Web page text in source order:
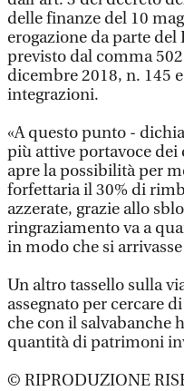
delle finanze del 10
erogazione da parte
previsto dal comma
dicembre 2018, n. 145
integrazioni.
«A questo punto -
più attive portavoce
apre la possibilità per
forfettaria il 30% di
azzerate, grazie allo
ringraziamento va a
in modo che si
Un altro tassello sulla
assegnato per cercare
che con il salvabanche
quantità di patrimoni
© RIPRODUZIONE